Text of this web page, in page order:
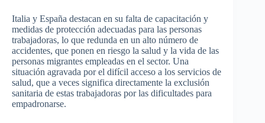
Italia y España destacan en su falta de capacitación y
medidas de protección adecuadas para las personas
trabajadoras, lo que redunda en un alto número de
accidentes, que ponen en riesgo la salud y la vida de las
personas migrantes empleadas en el sector. Una
situación agravada por el difícil acceso a los servicios de
salud, que a veces significa directamente la exclusión
sanitaria de estas trabajadoras por las dificultades para
empadronarse.